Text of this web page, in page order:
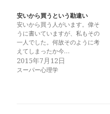
安いから買うという勘違い
安いから買う人がいます。偉そ
うに書いていますが、私もその
一人でした。何故そのように考
えてしまったか今…
2015年7月12日
スーパー心理学